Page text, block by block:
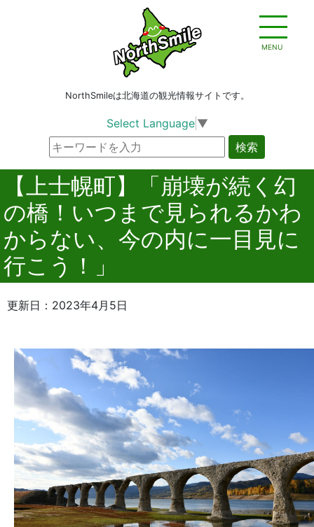
MENU
NorthSmileは北海道の観光情報サイトです。
Select Language ▼
検索
【上士幌町】「崩壊が続く幻
の橋！いつまで見られるかわ
からない、今の内に一目見に
行こう！」
更新日：2023年4月5日